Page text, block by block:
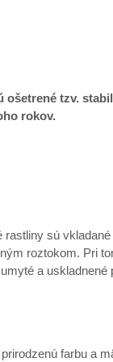
tzv.
rokov.
sú
roztokom. Pri
a
farbu a